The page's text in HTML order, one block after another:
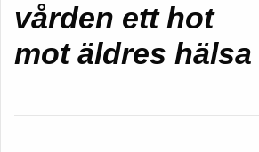
vården ett hot
mot äldres hälsa